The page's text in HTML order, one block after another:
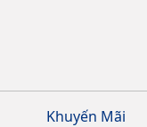
Khuyến Mãi